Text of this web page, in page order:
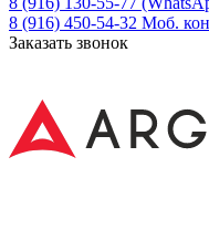
8 (916) 450-54-32 Моб.
Заказать звонок